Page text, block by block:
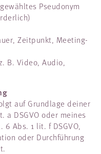
Pseudonym
Zeitpunkt, Meeting-
B. Video, Audio,
auf Grundlage deiner
a DSGVO oder meines
Abs. 1 lit. f DSGVO,
oder Durchführung